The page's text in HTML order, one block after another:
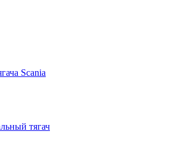
Scania
тягач